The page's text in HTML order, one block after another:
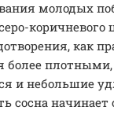
молодых
как
более плотными,
и небольшие
сосна начинает